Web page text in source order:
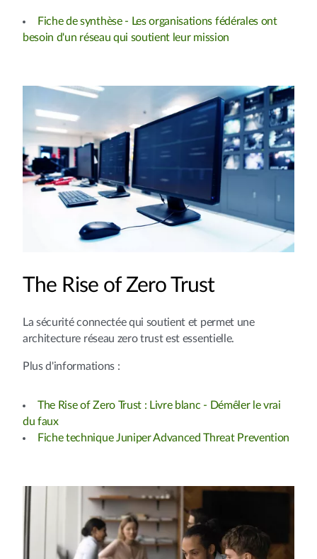
Fiche de synthèse - Les organisations fédérales ont
besoin d'un réseau qui soutient leur mission
The Rise of Zero Trust
La sécurité connectée qui soutient et permet une
architecture réseau zero trust est essentielle.
Plus d'informations :
The Rise of Zero Trust : Livre blanc - Démêler le vrai
du faux
Fiche technique Juniper Advanced Threat Prevention